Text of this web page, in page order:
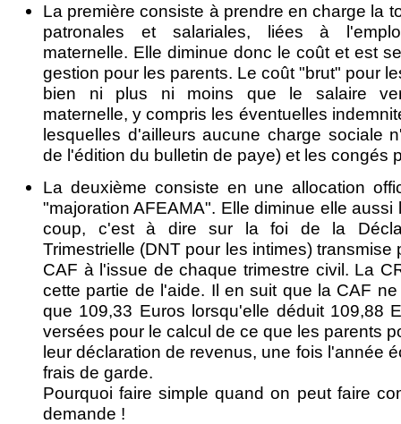
La première consiste à prendre en charge la
patronales et salariales, liées à
maternelle. Elle diminue donc le coût et est
gestion pour les parents. Le coût "brut" pour
bien ni plus ni moins que le salaire
maternelle, y compris les éventuelles
lesquelles d'ailleurs aucune charge sociale
de l'édition du bulletin de paye) et les congés
La deuxième consiste en une allocation
"majoration AFEAMA". Elle diminue elle aussi
coup, c'est à dire sur la foi de la
Trimestrielle (DNT pour les intimes) transmise
CAF à l'issue de chaque trimestre civil. La
cette partie de l'aide. Il en suit que la CAF
que 109,33 Euros lorsqu'elle déduit 109,88
versées pour le calcul de ce que les parents
leur déclaration de revenus, une fois l'année
frais de garde.
Pourquoi faire simple quand on peut faire
demande !